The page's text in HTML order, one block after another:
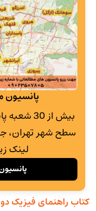
پانسیون
بیش از
سطح شهر تهران،
لینک
کتاب راهنمای فیزیک